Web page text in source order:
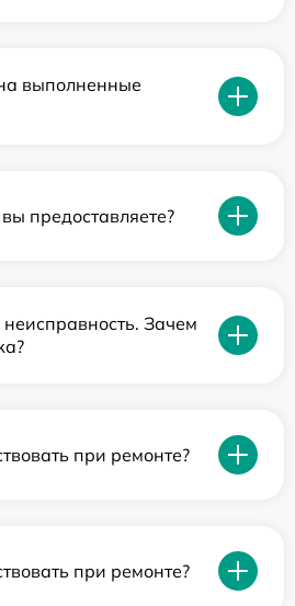
выполненные
предоставляете?
Зачем
при ремонте?
при ремонте?